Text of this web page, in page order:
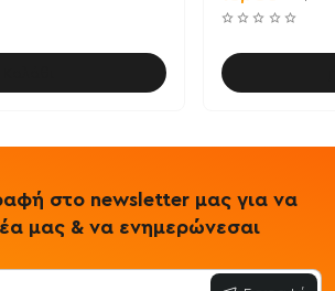
στο newsletter μας για να
μας & να ενημερώνεσαι